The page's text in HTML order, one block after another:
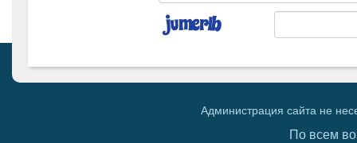
Администрация сайта не
По всем